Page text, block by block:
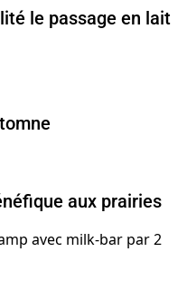
le passage en lait
aux prairies